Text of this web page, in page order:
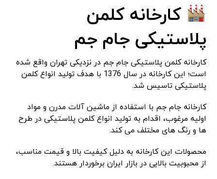
کارخانه کلمن
پلاستیکی جام جم
کارخانه کلمن پلاستیکی جام جم در نزدیکی تهران واقع شده
است؛ این کارخانه در سال 1376 با هدف تولید انواع کلمن
پلاستیکی تاسیس شد.
کارخانه جام جم با استفاده از ماشین آلات مدرن و مواد
اولیه مرغوب، اقدام به تولید انواع کلمن پلاستیکی در طرح
ها و رنگ های مختلف می کند.
محصولات این کارخانه به دلیل کیفیت بالا و قیمت مناسب،
از محبوبیت بالایی در بازار ایران برخوردار هستند.